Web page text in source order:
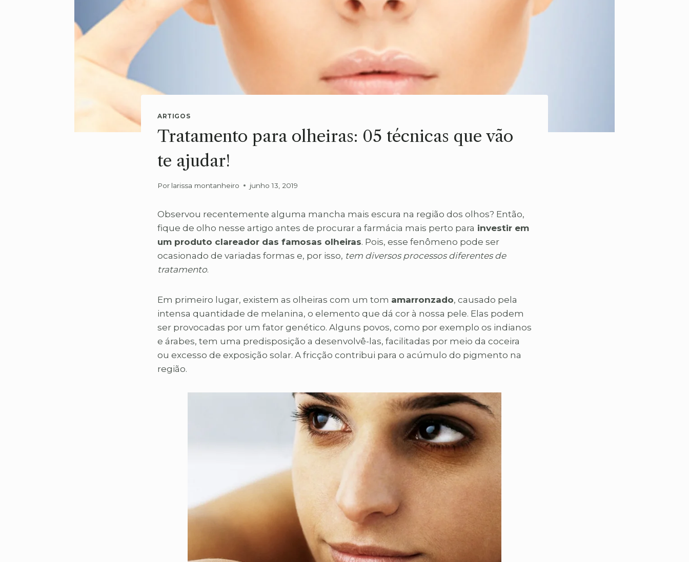
ARTIGOS
Tratamento para olheiras: 05 técnicas que vão
te ajudar!
Por larissa montanheiro junho 13, 2019
Observou recentemente alguma mancha mais escura na região dos olhos? Então,
fique de olho nesse artigo antes de procurar a farmácia mais perto para investir em
um produto clareador das famosas olheiras. Pois, esse fenômeno pode ser
ocasionado de variadas formas e, por isso, tem diversos processos diferentes de
tratamento.
Em primeiro lugar, existem as olheiras com um tom amarronzado, causado pela
intensa quantidade de melanina, o elemento que dá cor à nossa pele. Elas podem
ser provocadas por um fator genético. Alguns povos, como por exemplo os indianos
e árabes, tem uma predisposição a desenvolvê-las, facilitadas por meio da coceira
ou excesso de exposição solar. A fricção contribui para o acúmulo do pigmento na
região.